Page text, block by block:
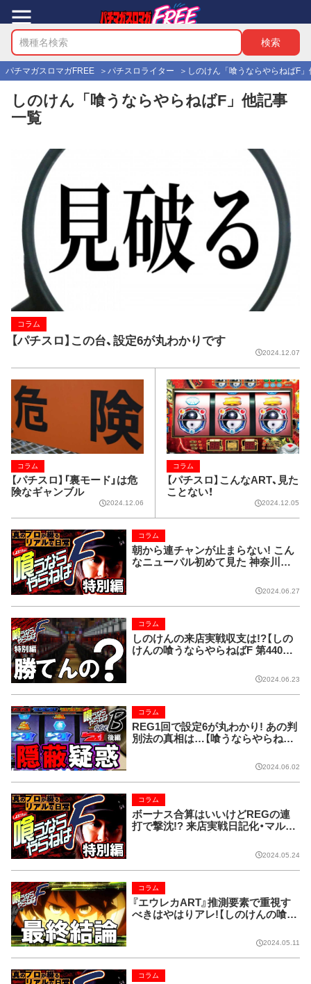
パチマガスロマガFREE パチスロライター しのけん「喰うならやらねばF」
しのけん「喰うならやらねばF」他記事
一覧
【パチスロ】この台、設定6が丸わかりです
コラム
2024.12.07
【パチスロ】「裏モード」は危
険なギャンブル
コラム
2024.12.06
【パチスロ】こんなART、見た
ことない！
コラム
2024.12.05
朝から連チャンが止まらない! こん
なニューパル初めて見た 神奈川県
けんの喰うならやらねばF 第441回】
コラム
2024.06.27
しのけんの来店実戦収支は!?【しの
けんの喰うならやらねばF 第440回
コラム
2024.06.23
REG1回で設定6が丸わかり! あの判
別法の真相は…【喰うならやらねば
コラム
2024.06.02
ボーナス合算はいいけどREGの連
打で撃沈!? 来店実戦日記化・マルハ
の喰うならやらねばF 第430回】
コラム
2024.05.24
『エウレカART』推測要素で重視す
べきはやはりアレ!【しのけんの喰う
コラム
2024.05.11
コラム